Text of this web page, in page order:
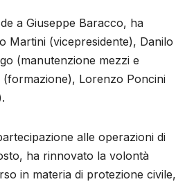
a Giuseppe Baracco, ha
Martini (vicepresidente), Danilo
(manutenzione mezzi e
Lorenzo Poncini
alle operazioni di
ha rinnovato la volontà
in materia di protezione civile,